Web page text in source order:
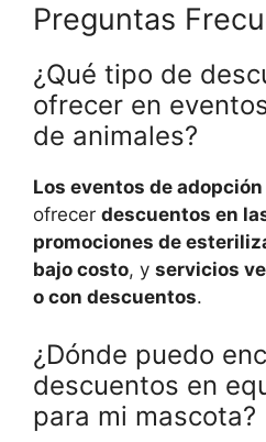
Preguntas
¿Qué tipo de
ofrecer en
de animales?
Los eventos de
ofrecer descuentos en
promociones de
bajo costo, y servicios
o con descuentos.
¿Dónde puedo
descuentos en
para mi mascota?